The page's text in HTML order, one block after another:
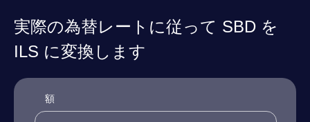
実際の為替レートに従って SBD を
ILS に変換します
額